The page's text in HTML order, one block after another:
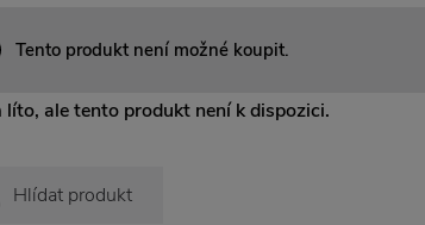
Tento produkt není možné koupit.
líto, ale tento produkt není k dispozici.
Hlídat produkt